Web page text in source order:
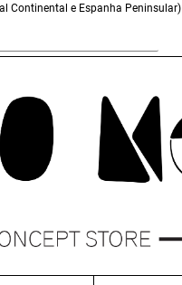
Continental e Espanha Peninsular)